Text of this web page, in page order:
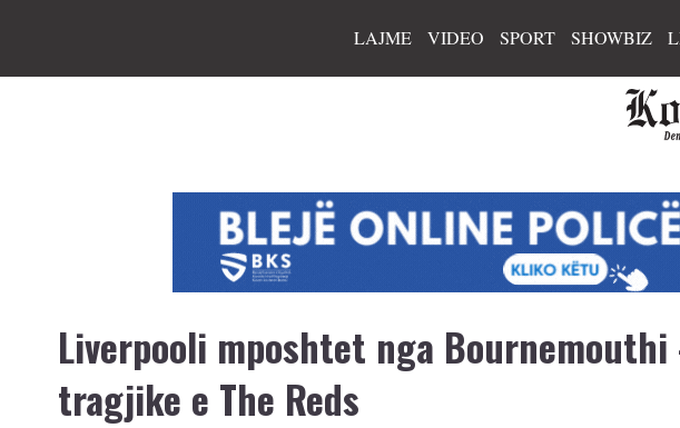
LAJME VIDEO SPORT SHOWBIZ
Liverpooli mposhtet nga
tragjike e The Reds